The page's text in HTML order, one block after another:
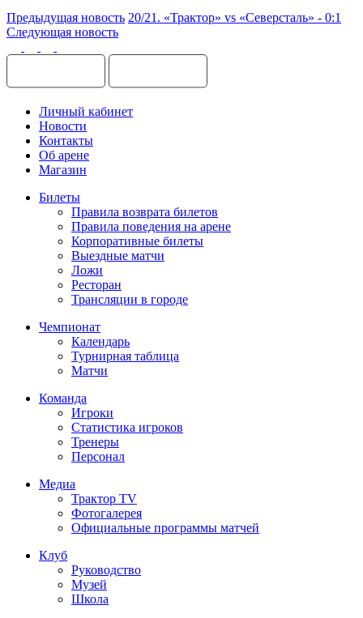
Предыдущая новость 20/21. «Трактор» vs «Северсталь» - 0:1
Следующая новость
Личный кабинет
Новости
Контакты
Об арене
Магазин
Билеты
Правила возврата билетов
Правила поведения на арене
Корпоративные билеты
Выездные матчи
Ложи
Ресторан
Трансляции в городе
Чемпионат
Календарь
Турнирная таблица
Матчи
Команда
Игроки
Статистика игроков
Тренеры
Персонал
Медиа
Трактор TV
Фотогалерея
Официальные программы матчей
Клуб
Руководство
Музей
Школа